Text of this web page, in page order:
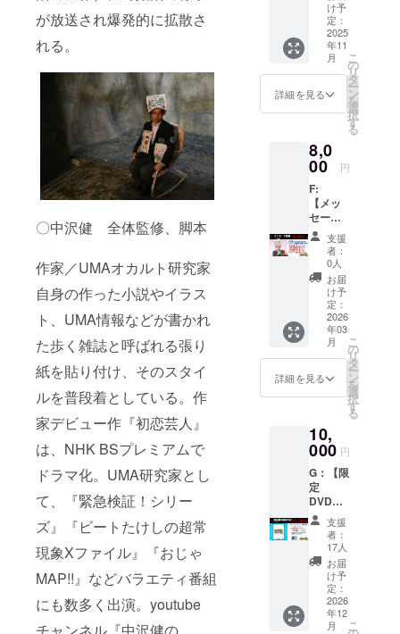
が放送され爆発的に拡散さ
れる。
〇中沢健 全体監修、脚本
作家／UMAオカルト研究家
自身の作った小説やイラス
ト、UMA情報などが書かれ
た歩く雑誌と呼ばれる張り
紙を貼り付け、そのスタイ
ルを普段着としている。作
家デビュー作『初恋芸人』
は、NHK BSプレミアムで
ドラマ化。UMA研究家とし
て、『緊急検証！シリー
ズ』『ビートたけしの超常
現象Xファイル』『おじゃ
MAP!!』などバラエティ番組
にも数多く出演。youtube
チャンネル『中沢健の
連イベ
ント
時、舞
台挨拶
時にお
ける
【食
事、お
物】の
補助に
使われ
ます！
現場に
は「〇
〇様か
ら差し
入れ頂
きまし
た、あ
りがと
うござ
いまし
た！」
という
紙を設
SNSな
どに写
アップ
されま
す！ ※
よく
SNSで
みかけ
るあれ
です！
・お礼
メッ
セージ
け予
定：
2025
年11
月
詳細を見る
こ
の
リ
タ
ー
ン
を
選
択
す
る
8,0
00 円
F:
【メッ
セージ
動画】
コース
中沢健
さんが
あなた
のため
に６０
秒ほど
のメッ
セージ
動画を
撮りま
援する
メッ
セージ
を！ ・
友達の
誕生日
に驚か
せた
い！ ・
オカル
ト好き
の友人
の結婚
式で流
支援
者：
0人
お届
け予
定：
2026
年03
月
詳細を見る
こ
の
リ
タ
ー
ン
を
選
択
す
る
10,
000 円
G：【限
定
DVD】
コース
・クラ
ウド
ファン
ディン
グ限定
版DVD
※未公開
シーン
支援
者：
17人
お届
け予
定：
2026
年12
月
こ